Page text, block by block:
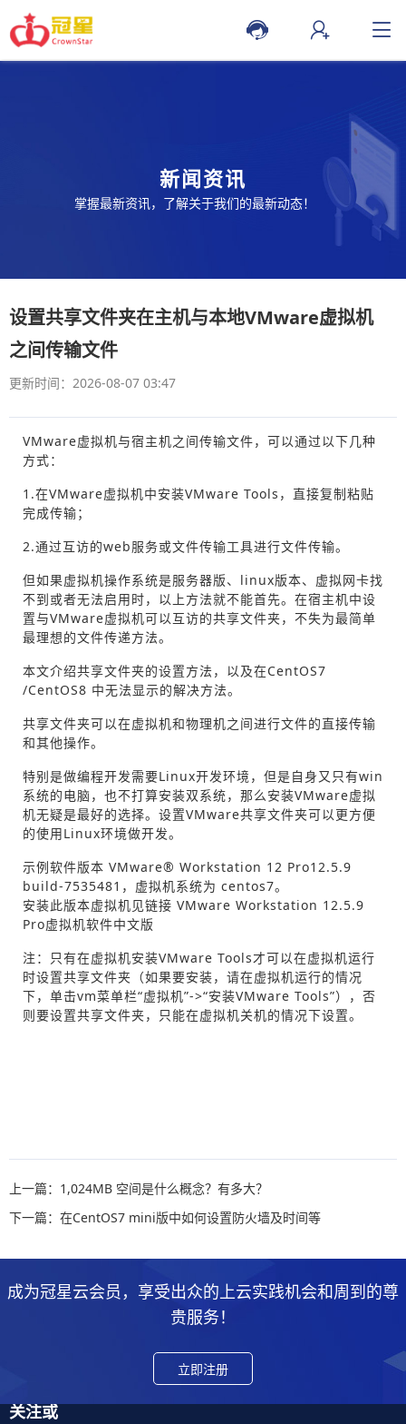
新闻资讯
掌握最新资讯，了解关于我们的最新动态！
设置共享文件夹在主机与本地VMware虚拟机
之间传输文件
更新时间：2026-08-07 03:47
VMware虚拟机与宿主机之间传输文件，可以通过以下几种
方式：
1.在VMware虚拟机中安装VMware Tools，直接复制粘贴
完成传输；
2.通过互访的web服务或文件传输工具进行文件传输。
但如果虚拟机操作系统是服务器版、linux版本、虚拟网卡找
不到或者无法启用时，以上方法就不能首先。在宿主机中设
置与VMware虚拟机可以互访的共享文件夹，不失为最简单
最理想的文件传递方法。
本文介绍共享文件夹的设置方法，以及在CentOS7
/CentOS8 中无法显示的解决方法。
共享文件夹可以在虚拟机和物理机之间进行文件的直接传输
和其他操作。
特别是做编程开发需要Linux开发环境，但是自身又只有win
系统的电脑，也不打算安装双系统，那么安装VMware虚拟
机无疑是最好的选择。设置VMware共享文件夹可以更方便
的使用Linux环境做开发。
示例软件版本 VMware® Workstation 12 Pro12.5.9
build-7535481，虚拟机系统为 centos7。
安装此版本虚拟机见链接 VMware Workstation 12.5.9
Pro虚拟机软件中文版
注：只有在虚拟机安装VMware Tools才可以在虚拟机运行
时设置共享文件夹（如果要安装，请在虚拟机运行的情况
下，单击vm菜单栏“虚拟机”->“安装VMware Tools”），否
则要设置共享文件夹，只能在虚拟机关机的情况下设置。
上一篇：1,024MB 空间是什么概念？有多大？
下一篇：在CentOS7 mini版中如何设置防火墙及时间等
成为冠星云会员，享受出众的上云实践机会和周到的尊
贵服务！
立即注册
关注或